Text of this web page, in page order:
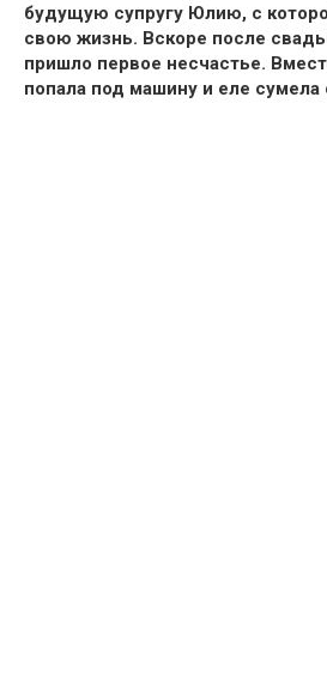
будущую супругу Юлию, с
свою жизнь. Вскоре после
пришло первое несчастье.
попала под машину и еле сумела